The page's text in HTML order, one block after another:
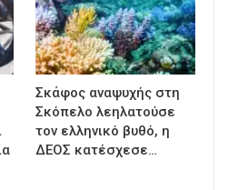
Σκάφος αναψυχής στη
Σκόπελο λεηλατούσε
τον ελληνικό βυθό, η
ΔΕΟΣ κατέσχεσε…